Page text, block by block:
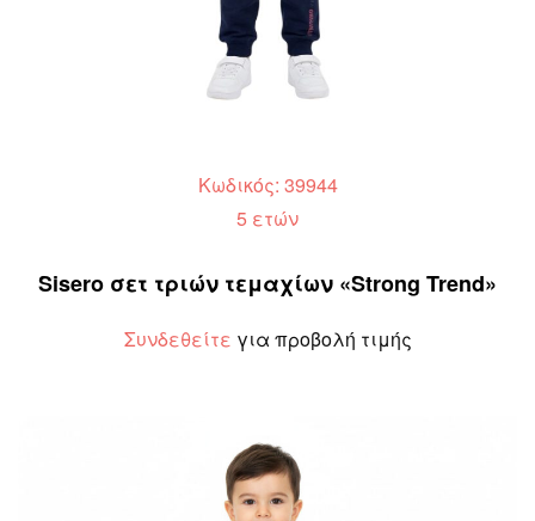
Κωδικός: 39944
5 ετών
Sisero σετ τριών τεμαχίων «Strong Trend»
Συνδεθείτε για προβολή τιμής